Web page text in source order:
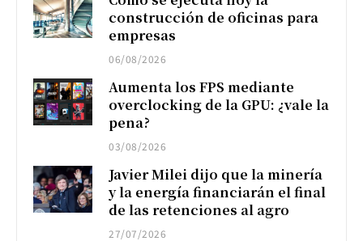
construcción de oficinas para
empresas
06/08/2026
Aumenta los FPS mediante
overclocking de la GPU: ¿vale la
pena?
03/08/2026
Javier Milei dijo que la minería
y la energía financiarán el final
de las retenciones al agro
27/07/2026